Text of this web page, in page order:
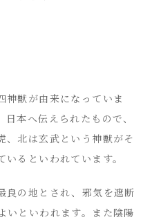
神獣が由来になっていま
本へ伝えられたもので、
、北は玄武という神獣がそ
るといわれています。
良の地とされ、邪気を遮断
いといわれます。また陰陽